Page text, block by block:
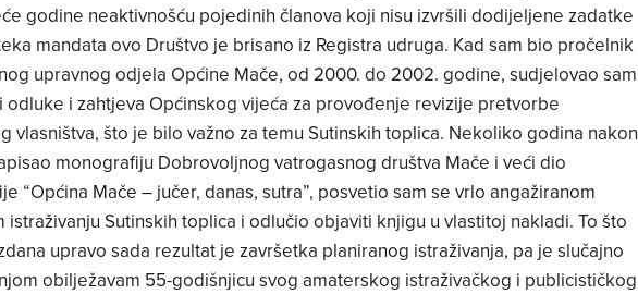
godine neaktivnošću pojedinih članova koji nisu izvršili dodijeljene zadatke
mandata ovo Društvo je brisano iz Registra udruga. Kad sam bio pročelnik
upravnog odjela Općine Mače, od 2000. do 2002. godine, sudjelovao sam
odluke i zahtjeva Općinskog vijeća za provođenje revizije pretvorbe
vlasništva, što je bilo važno za temu Sutinskih toplica. Nekoliko godina nakon
monografiju Dobrovoljnog vatrogasnog društva Mače i veći dio
“Općina Mače – jučer, danas, sutra”, posvetio sam se vrlo angažiranom
istraživanju Sutinskih toplica i odlučio objaviti knjigu u vlastitoj nakladi. To što
upravo sada rezultat je završetka planiranog istraživanja, pa je slučajno
obilježavam 55-godišnjicu svog amaterskog istraživačkog i publicističkog